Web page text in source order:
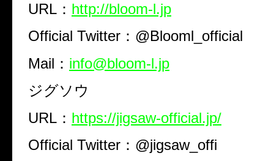
URL： http://bloom-l.jp
Official Twitter：@Blooml_official
Mail： info@bloom-l.jp
ジグソウ
URL： https://jigsaw-official.jp/
Official Twitter：@jigsaw_offi